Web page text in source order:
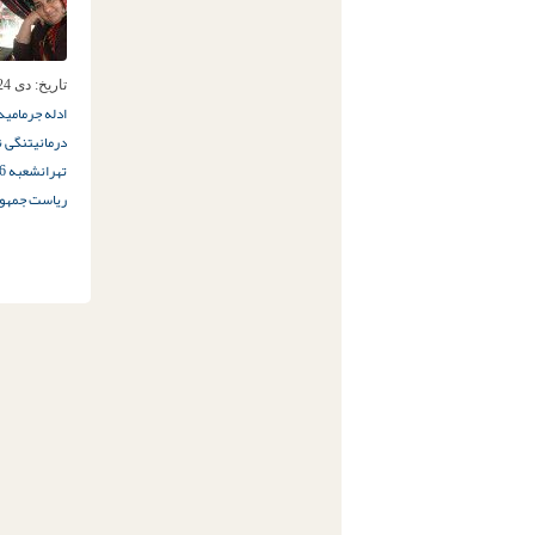
تاریخ: دی 24ام, 1394
ادله جرم
درمانی
تهرانشعبه 36 دادگاه تجدیدنظر
ریاست